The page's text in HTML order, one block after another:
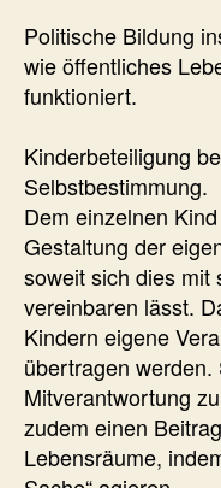
Politische Bildung
wie öffentliches
funktioniert.
Kinderbeteiligung
Selbstbestimmung.
Dem einzelnen
Gestaltung der
soweit sich dies mit
vereinbaren lässt.
Kindern eigene
übertragen
Mitverantwortung
zudem einen
Lebensräume,